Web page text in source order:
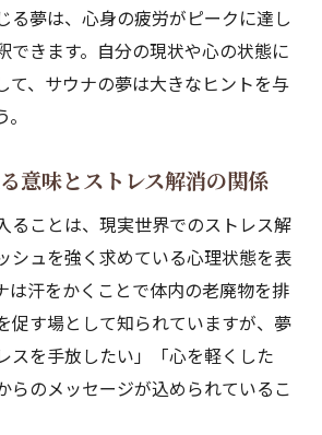
る夢は、心身の疲労がピークに達し
できます。自分の現状や心の状態に
て、サウナの夢は大きなヒントを与
意味とストレス解消の関係
ることは、現実世界でのストレス解
シュを強く求めている心理状態を表
は汗をかくことで体内の老廃物を排
促す場として知られていますが、夢
スを手放したい」「心を軽くした
らのメッセージが込められているこ